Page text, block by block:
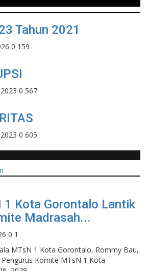
Tahun 2021
0 159
0 567
0 605
1 Kota Gorontalo Lantik
Madrasah...
0 1
MTsN 1 Kota Gorontalo, Rommy Bau,
Komite MTsN 1 Kota